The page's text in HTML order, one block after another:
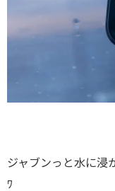
ジャブンっと水に浸
ﾜ